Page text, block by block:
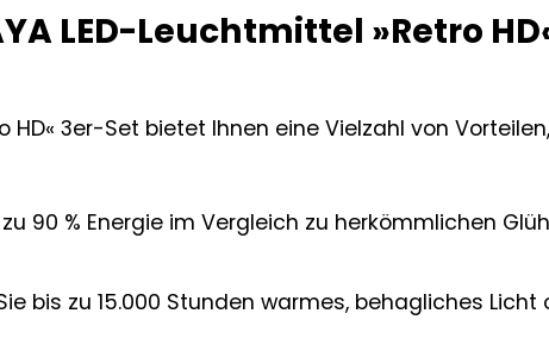
LED-Leuchtmittel »Retro
HD« 3er-Set bietet Ihnen eine Vielzahl von
90 % Energie im Vergleich zu herkömmlichen
bis zu 15.000 Stunden warmes, behagliches